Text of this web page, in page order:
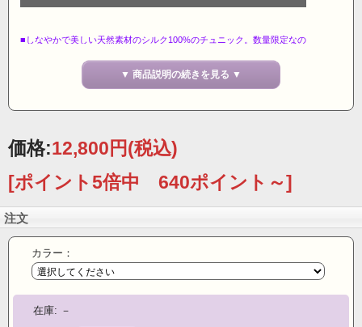
■しなやかで美しい天然素材のシルク100%のチュニック。数量限定なの
■前身頃に入れたタックで、体の線が出にくいゆったりとした着心地の
チュニックです。おしりが隠れる丈で
【絹のお取扱い方法】
●このシルク商品はご家庭で洗えます。
●必ず中性洗剤をお使い下さい。又塩素系漂白剤は絶対に使用しないで
下さい。
機をかけるときは5秒位にして下さい。
●アイロンをかける場合は、あて布をし、中温でかけて下さい。
●染めの性質上多少色落ちしやすいので他のものと別に洗って下さい。
組成
▼ 商品説明の続きを見る ▼
価格:12,800円(税込)
[ポイント5倍中 640ポイント～]
注文
カラー：
在庫: －